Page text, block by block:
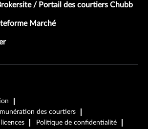
/ Portail des courtiers Chubb
Marché
des courtiers
Politique de confidentialité